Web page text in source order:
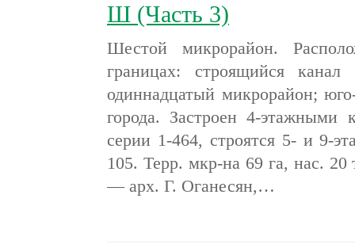
Ш (Часть 3)
Шестой микрорайон.
границах: строящийся
одиннадцатый микрорайон;
города. Застроен 4-
серии 1-464, строятся 5- и 9-
105. Терр. мкр-на 69 га, нас.
— арх. Г. Оганесян,…